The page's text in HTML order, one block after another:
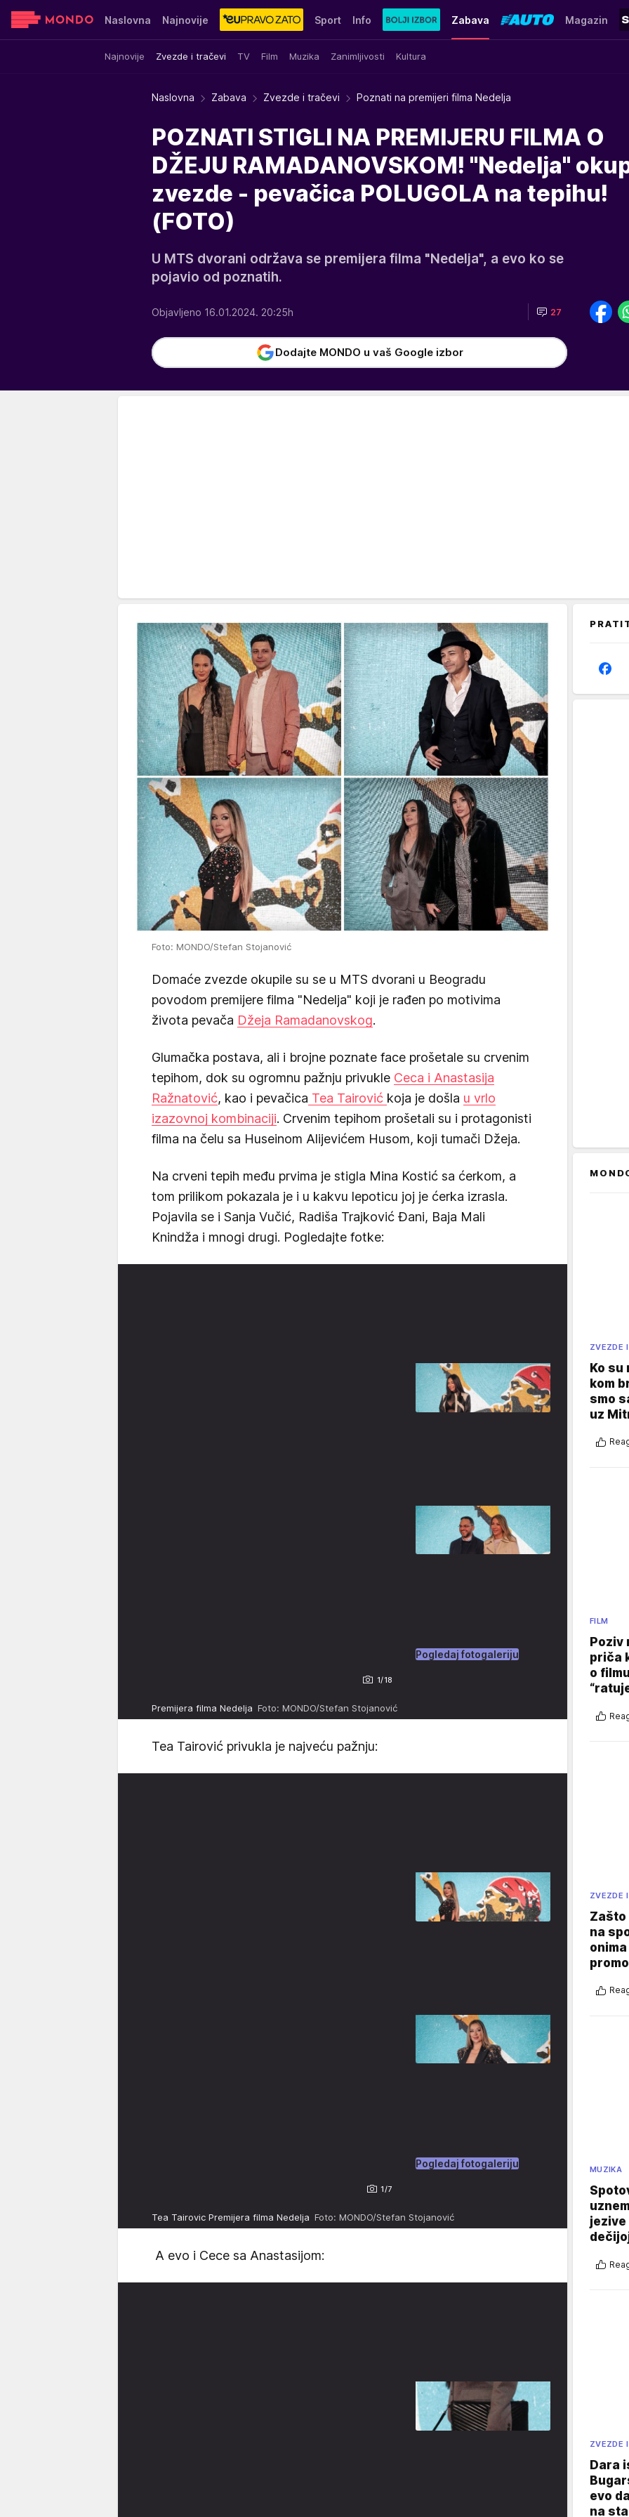
Naslovna Najnovije Sport Info Zabava
Najnovije Zvezde i tračevi TV Film Muzika Zanimljivosti Kultura
Magazin
Sensa Stvar ukusa Yumama
Naslovna Zabava Zvezde i tračevi Poznati na premijeri filma Nedelja
POZNATI STIGLI NA PREMIJERU FILMA O
DŽEJU RAMADANOVSKOM! "Nedelja"
zvezde - pevačica POLUGOLA na tepihu!
(FOTO)
U MTS dvorani održava se premijera filma "Nedelja", a evo ko se
pojavio od poznatih.
Objavljeno 16.01.2024. 20:25h 27
Dodajte MONDO u vaš Google izbor
Foto: MONDO/Stefan Stojanović
Domaće zvezde okupile su se u MTS dvorani u Beogradu
povodom premijere filma "Nedelja" koji je rađen po motivima
života pevača Džeja Ramadanovskog.
Glumačka postava, ali i brojne poznate face prošetale su crvenim
tepihom, dok su ogromnu pažnju privukle Ceca i Anastasija
Ražnatović, kao i pevačica Tea Tairović koja je došla u vrlo
izazovnoj kombinaciji. Crvenim tepihom prošetali su i protagonisti
filma na čelu sa Huseinom Alijevićem Husom, koji tumači Džeja.
Na crveni tepih među prvima je stigla Mina Kostić sa ćerkom, a
tom prilikom pokazala je i u kakvu lepoticu joj je ćerka izrasla.
Pojavila se i Sanja Vučić, Radiša Trajković Đani, Baja Mali
Knindža i mnogi drugi. Pogledajte fotke:
1/18
Pogledaj fotogaleriju
Premijera filma Nedelja Foto: MONDO/Stefan Stojanović
Tea Tairović privukla je najveću pažnju:
1/7
Pogledaj fotogaleriju
Tea Tairovic Premijera filma Nedelja Foto: MONDO/Stefan Stojanović
A evo i Cece sa Anastasijom:
ZVEZDE
Ko su
kom
smo
uz
FILM
Poziv
priča
o
ZVEZDE
Zašto
na
MUZIKA
jezive
ZVEZDE
Dara
evo
na